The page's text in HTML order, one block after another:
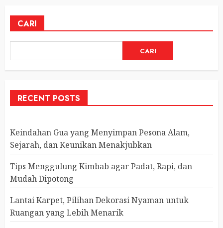
CARI
CARI
RECENT POSTS
Keindahan Gua yang Menyimpan Pesona Alam,
Sejarah, dan Keunikan Menakjubkan
Tips Menggulung Kimbab agar Padat, Rapi, dan
Mudah Dipotong
Lantai Karpet, Pilihan Dekorasi Nyaman untuk
Ruangan yang Lebih Menarik